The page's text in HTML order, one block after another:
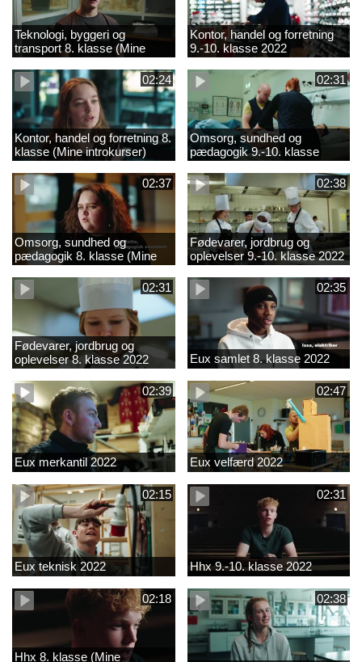
Teknologi, byggeri og
transport 8. klasse (Mine
introkurser) 2022
Kontor, handel og forretning
9.-10. klasse 2022
02:24
Kontor, handel og forretning 8.
klasse (Mine introkurser)
2022
02:31
Omsorg, sundhed og
pædagogik 9.-10. klasse
2022
02:37
Omsorg, sundhed og
pædagogik 8. klasse (Mine
introkurser) 2022
02:38
Fødevarer, jordbrug og
oplevelser 9.-10. klasse 2022
02:31
Fødevarer, jordbrug og
oplevelser 8. klasse 2022
02:35
Eux samlet 8. klasse 2022
02:39
Eux merkantil 2022
02:47
Eux velfærd 2022
02:15
Eux teknisk 2022
02:31
Hhx 9.-10. klasse 2022
02:18
Hhx 8. klasse (Mine
02:38